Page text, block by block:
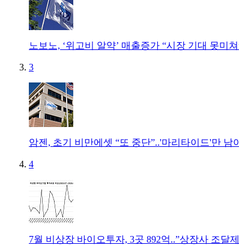
노보노, ‘위고비 알약’ 매출증가 “시장 기대 못미
3
암젠, 초기 비만에셋 “또 중단”..'마리타이드'만 남
4
7월 비상장 바이오투자, 3곳 892억..”상장사 조달